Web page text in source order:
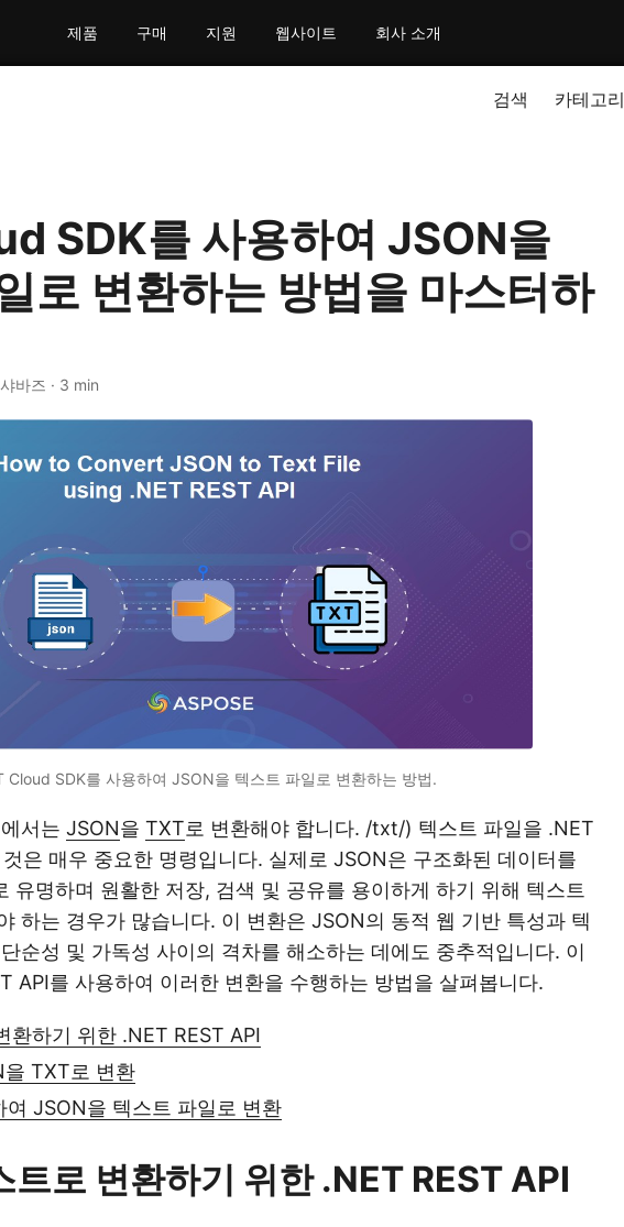
제품 구매 지원 웹사이트 회사 소개
검색 카테고리
SDK를 사용하여 JSON을
로 변환하는 방법을 마스터하
바즈 · 3 min
Cloud SDK를 사용하여 JSON을 텍스트 파일로 변환하는 방법.
서는 JSON을 TXT로 변환해야 합니다. /txt/) 텍스트 파일을 .NET
은 매우 중요한 명령입니다. 실제로 JSON은 구조화된 데이터를
유명하며 원활한 저장, 검색 및 공유를 용이하게 하기 위해 텍스트
하는 경우가 많습니다. 이 변환은 JSON의 동적 웹 기반 특성과 텍
순성 및 가독성 사이의 격차를 해소하는 데에도 중추적입니다. 이
API를 사용하여 이러한 변환을 수행하는 방법을 살펴봅니다.
환하기 위한 .NET REST API
TXT로 변환
여 JSON을 텍스트 파일로 변환
트로 변환하기 위한 .NET REST API